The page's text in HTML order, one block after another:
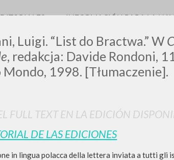
Luigi. “List do Bractwa.” W
, redakcja: Davide Rondoni,
Mondo, 1998. [Tłumaczenie].
FULL TEXT EN LA EDICIÓN
DE LAS EDICIONES
in lingua polacca della lettera inviata a tutti gli
INFORMACIÓN PARA LA
0DOCUMENTOS